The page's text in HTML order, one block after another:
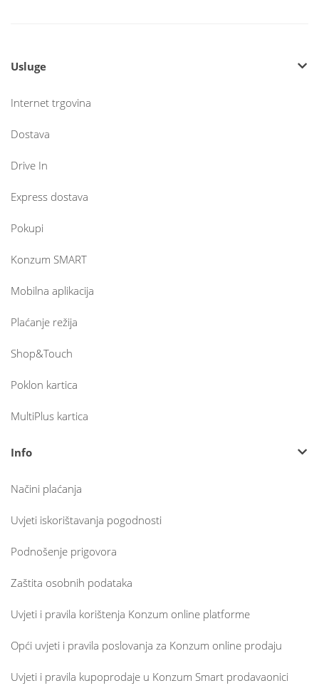
Usluge
Internet trgovina
Dostava
Drive In
Express dostava
Pokupi
Konzum SMART
Mobilna aplikacija
Plaćanje režija
Shop&Touch
Poklon kartica
MultiPlus kartica
Info
Načini plaćanja
Uvjeti iskorištavanja pogodnosti
Podnošenje prigovora
Zaštita osobnih podataka
Uvjeti i pravila korištenja Konzum online platforme
Opći uvjeti i pravila poslovanja za Konzum online prodaju
Uvjeti i pravila kupoprodaje u Konzum Smart prodavaonici